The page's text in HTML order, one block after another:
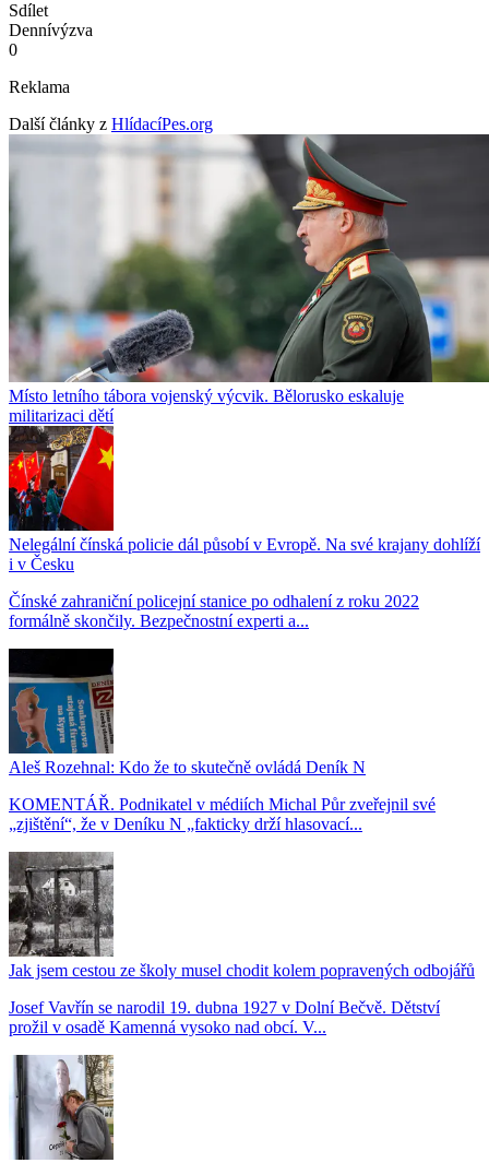
Sdílet
Dennívýzva
0
Reklama
Další články z HlídacíPes.org
Místo letního tábora vojenský výcvik. Bělorusko eskaluje
militarizaci dětí
Nelegální čínská policie dál působí v Evropě. Na své krajany dohlíží
i v Česku
Čínské zahraniční policejní stanice po odhalení z roku 2022
formálně skončily. Bezpečnostní experti a...
Aleš Rozehnal: Kdo že to skutečně ovládá Deník N
KOMENTÁŘ. Podnikatel v médiích Michal Půr zveřejnil své
„zjištění“, že v Deníku N „fakticky drží hlasovací...
Jak jsem cestou ze školy musel chodit kolem popravených odbojářů
Josef Vavřín se narodil 19. dubna 1927 v Dolní Bečvě. Dětství
prožil v osadě Kamenná vysoko nad obcí. V...